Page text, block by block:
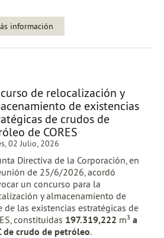
información
de relocalización y
de existencias
de crudos de
de CORES
02 Julio, 2026
Directiva de la Corporación, en
de 25/6/2026, acordó
un concurso para la
y almacenamiento de
de las existencias estratégicas de
constituidas 197.319,222 m³ a
de crudo de petróleo.